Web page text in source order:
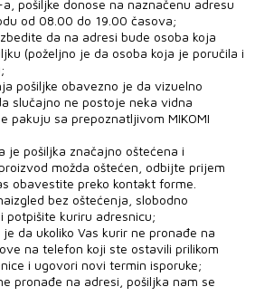
a, pošiljke donose na naznačenu adresu
od 08.00 do 19.00 časova;
da na adresi bude osoba koja
(poželjno je da osoba koja je poručila i
pošiljke obavezno je da vizuelno
slučajno ne postoje neka vidna
pakuju sa prepoznatljivom MIKOMI
je pošiljka značajno oštećena i
možda oštećen, odbijte prijem
obavestite preko kontakt forme.
bez oštećenja, slobodno
potpišite kuriru adresnicu;
da ukoliko Vas kurir ne pronađe na
na telefon koji ste ostavili prilikom
i ugovori novi termin isporuke;
pronađe na adresi, pošiljka nam se